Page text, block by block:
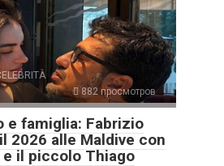
882 просмотров
e famiglia: Fabrizio
2026 alle Maldive con
e il piccolo Thiago